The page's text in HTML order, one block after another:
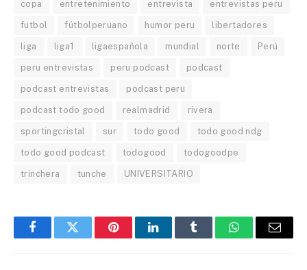
copa entretenimiento entrevista entrevistas peru
futbol fútbolperuano humor peru libertadores
liga liga1 ligaespañola mundial norte Perú
peru entrevistas peru podcast podcast
podcast entrevistas podcast peru
podcast todo good realmadrid rivera
sportingcristal sur todo good todo good ndg
todo good podcast todogood todogoodpe
trinchera tunche UNIVERSITARIO
FacebookTwitter PinterestLinkedInTumblr WhatsAppEmail